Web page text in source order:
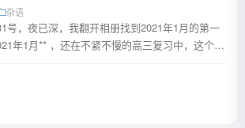
杂语
号，夜已深，我翻开相册找到2021年1月的第一
年1月** ，还在不紧不慢的高三复习中，这个1